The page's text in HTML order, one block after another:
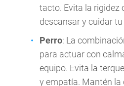
tacto. Evita la rigidez
descansar y cuidar
Perro: La
para actuar con
equipo. Evita la
y empatía. Mantén